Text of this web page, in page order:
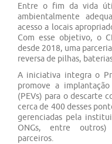
Entre o fim da vida
ambientalmente
acesso a locais
Com esse objetivo, o
desde 2018, uma
reversa de pilhas,
A iniciativa integra o
promove a
(PEVs) para o descarte
cerca de 400 desses
gerenciadas pela
ONGs, entre outros)
parceiros.